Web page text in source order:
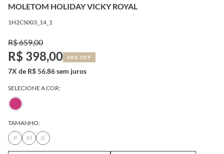
MOLETOM HOLIDAY VICKY ROYAL
1H2CS003_14_1
R$ 659,00
R$ 398,00 40% OFF
7X de R$ 56,86 sem juros
SELECIONE A COR:
TAMANHO:
P
M G